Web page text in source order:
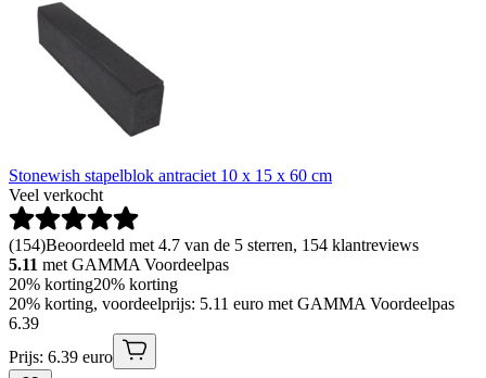
Stonewish stapelblok antraciet 10 x 15 x 60 cm
Veel verkocht
(154)Beoordeeld met 4.7 van de 5 sterren, 154 klantreviews
5.11 met GAMMA Voordeelpas
20% korting20% korting
20% korting, voordeelprijs: 5.11 euro met GAMMA Voordeelpas
6.39
Prijs: 6.39 euro